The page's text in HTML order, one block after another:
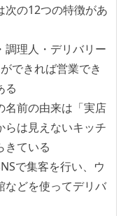
次の12つの特徴があ
理人・デリバリー
できれば営業でき
る
前の由来は「実店
らは見えないキッチ
きている
で集客を行い、ウ
などを使ってデリバ